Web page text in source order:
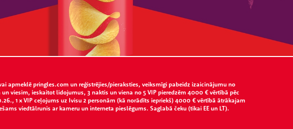
apmeklē pringles.com un reģistrējies/pieraksties, veiksmīgi pabeidz izaicinājumu no
viesim, ieskaitot lidojumus, 3 naktis un viena no 5 VIP pieredzēm 4000 € vērtībā pēc
1 x VIP ceļojums uz Ivisu 2 personām (kā norādīts iepriekš) 4000 € vērtībā ātrākajam
viedtālrunis ar kameru un interneta pieslēgums. Saglabā čeku (tikai EE un LT).